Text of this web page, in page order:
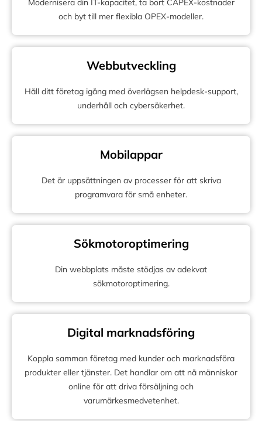
och byt till mer flexibla OPEX-modeller.
Webbutveckling
Håll ditt företag igång med överlägsen helpdesk-support,
underhåll och cybersäkerhet.
Mobilappar
Det är uppsättningen av processer för att skriva
programvara för små enheter.
Sökmotoroptimering
Din webbplats måste stödjas av adekvat
sökmotoroptimering.
Digital marknadsföring
Koppla samman företag med kunder och marknadsföra
produkter eller tjänster. Det handlar om att nå människor
online för att driva försäljning och
varumärkesmedvetenhet.